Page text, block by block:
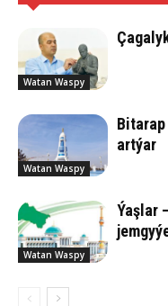
Watan Waspy
Watan Waspy
artýar
Watan Waspy
Ýaşlar